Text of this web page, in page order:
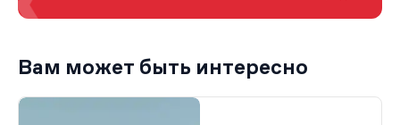
Вам может быть интересно